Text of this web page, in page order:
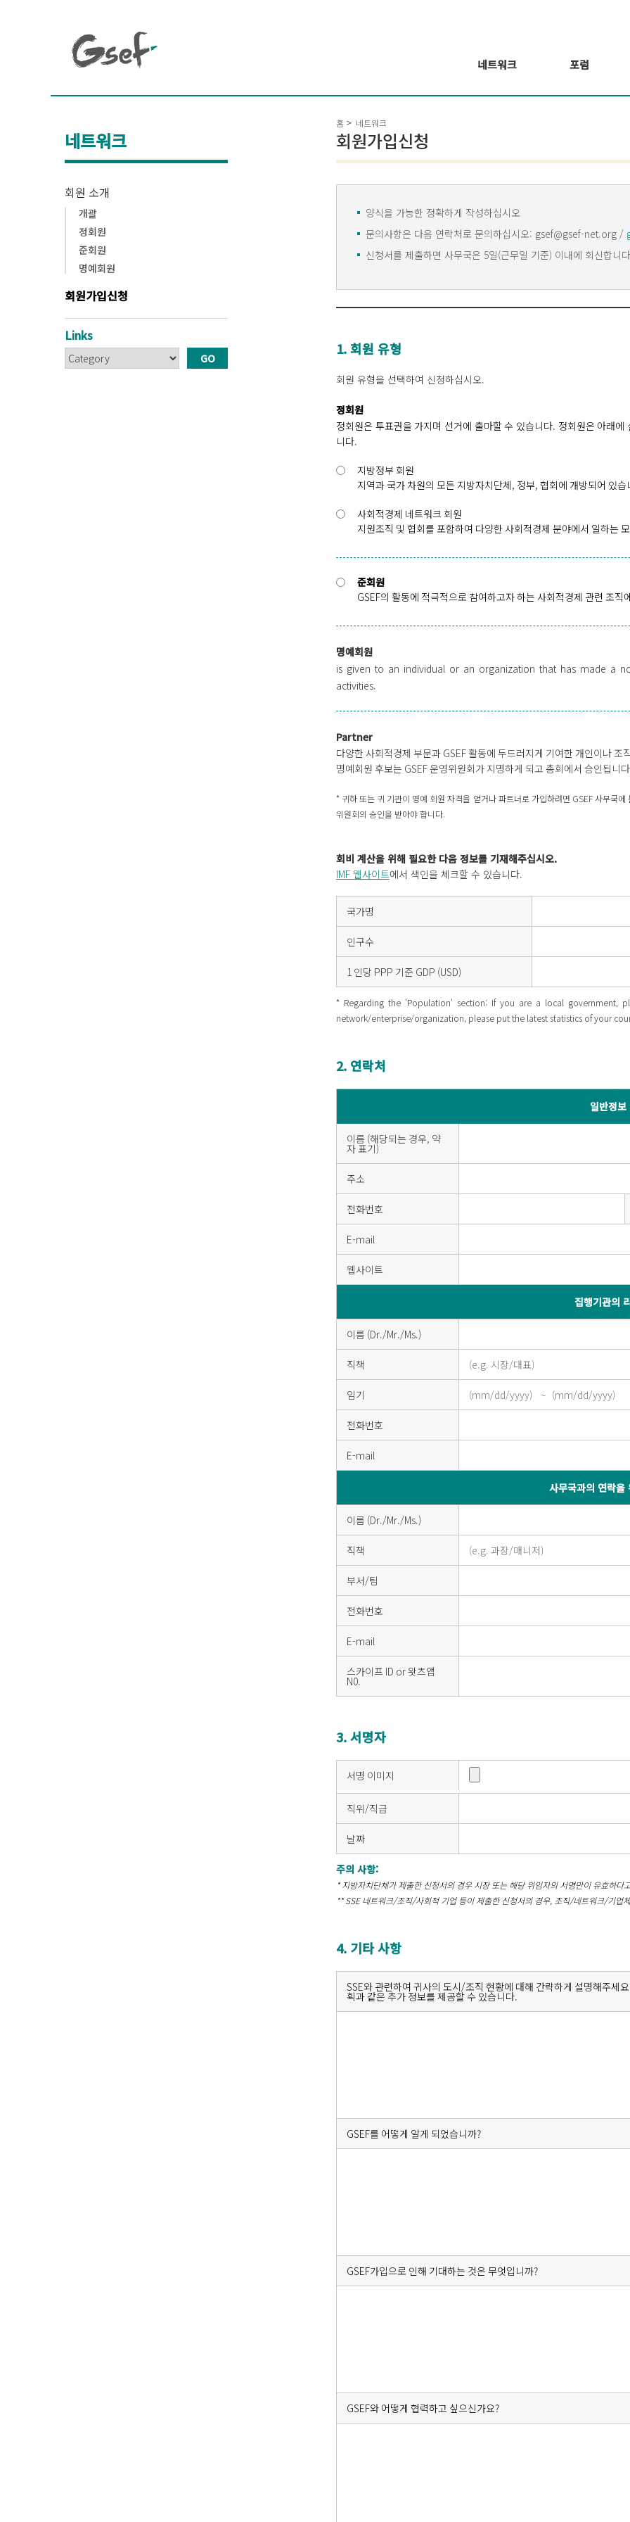
네트워크 포럼
GSEF2021
네트워크
회원 소개
개괄
정회원
준회원
명예회원
회원가입신청
Links
홈 네트워크
회원가입신청
양식을 가능한 정확하게 작성하십시오
문의사항은 다음 연락처로 문의하십시오: gsef@gsef-net.org /
신청서를 제출하면 사무국은 5일(근무일 기준) 이내에 회신합니다
1. 회원 유형
회원 유형을 선택하여 신청하십시오.
정회원
정회원은 투표권을 가지며 선거에 출마할 수 있습니다. 정회원은 아래
니다.
지방정부 회원
지역과 국가 차원의 모든 지방자치단체, 정부, 협회에 개방되어 있습
사회적경제 네트워크 회원
지원조직 및 협회를 포함하여 다양한 사회적경제 분야에서 일하는
준회원
GSEF의 활동에 적극적으로 참여하고자 하는 사회적경제 관련 조직
명예회원
is given to an individual or an organization that has made a
activities.
Partner
다양한 사회적경제 부문과 GSEF 활동에 두드러지게 기여한 개인이나 조
명예회원 후보는 GSEF 운영위원회가 지명하게 되고 총회에서 승인됩니
* 귀하 또는 귀 기관이 명예 회원 자격을 얻거나 파트너로 가입하려면 GSEF 사무국
위원회의 승인을 받아야 합니다.
회비 계산을 위해 필요한 다음 정보를 기재해주십시오.
IMF 웹사이트에서 색인을 체크할 수 있습니다.
국가명
인구수
1 인당 PPP 기준 GDP (USD)
* Regarding the 'Population' section: If you are a local government,
network/enterprise/organization, please put the latest statistics of your
2. 연락처
일반정보
이름 (해당되는 경우, 약
자 표기)
주소
전화번호
E-mail
웹사이트
집행기관의
이름 (Dr./Mr./Ms.)
직책
임기
전화번호
E-mail
사무국과의 연락을
이름 (Dr./Mr./Ms.)
직책
부서/팀
전화번호
E-mail
스카이프 ID or 왓츠앱
N0.
3. 서명자
서명 이미지
직위/직급
날짜
주의 사항:
* 지방자치단체가 제출한 신청서의 경우 시장 또는 해당 위임자의 서명만이 유효하다
** SSE 네트워크/조직/사회적 기업 등이 제출한 신청서의 경우, 조직/네트워크/기업
4. 기타 사항
SSE와 관련하여 귀사의 도시/조직 현황에 대해 간략하게 설명해주세
획과 같은 추가 정보를 제공할 수 있습니다.
GSEF를 어떻게 알게 되었습니까?
GSEF가입으로 인해 기대하는 것은 무엇입니까?
GSEF와 어떻게 협력하고 싶으신가요?